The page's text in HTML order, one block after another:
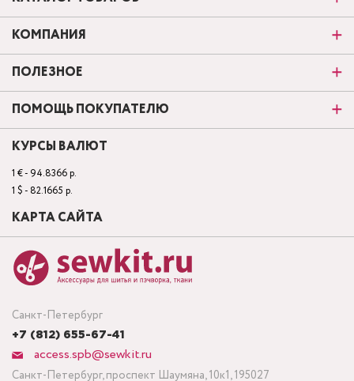
Санкт-Петербург
+7 (812) 655-67-41
access.spb@sewkit.ru
Санкт-Петербург, проспект Шаумяна, 10к1, 195027
КОМПАНИЯ
ПОЛЕЗНОЕ
ПОМОЩЬ ПОКУПАТЕЛЮ
КУРСЫ ВАЛЮТ
1 € - 94.8366 р.
1 $ - 82.1665 р.
КАРТА САЙТА